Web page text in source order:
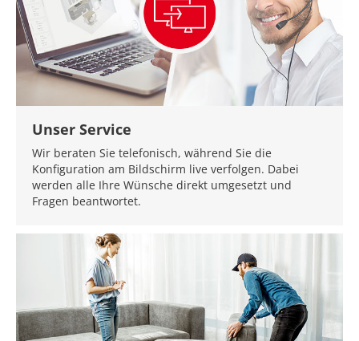
Unser Service
Wir beraten Sie telefonisch, während Sie die
Konfiguration am Bildschirm live verfolgen. Dabei
werden alle Ihre Wünsche direkt umgesetzt und
Fragen beantwortet.